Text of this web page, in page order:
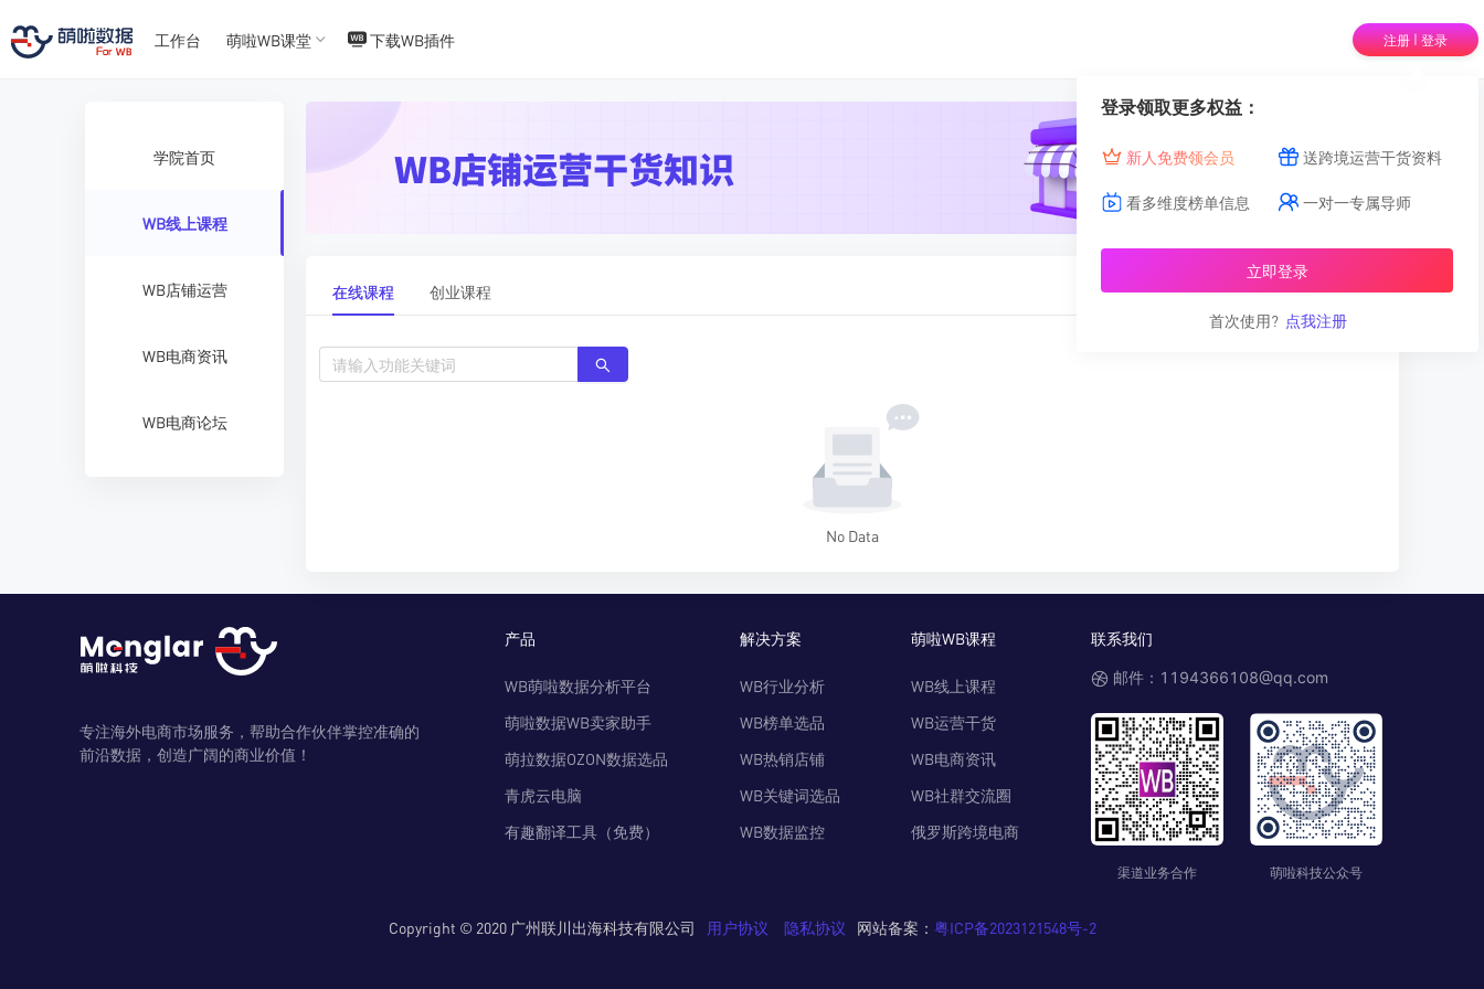
TK数据
TK数据
工作台 萌啦WB课堂 下载WB插件 注册 | 登录
登录领取更多权益：
新人免费领会员 送跨境运营干货资料
看多维度榜单信息 一对一专属导师
立即登录
首次使用? 点我注册
学院首页
WB线上课程
WB店铺运营
WB电商资讯
WB电商论坛
在线课程 创业课程
No Data
专注海外电商市场服务，帮助合作伙伴掌控准确的
前沿数据，创造广阔的商业价值！
产品
WB萌啦数据分析平台
萌啦数据WB卖家助手
萌拉数据OZON数据选品
青虎云电脑
有趣翻译工具（免费）
解决方案
WB行业分析
WB榜单选品
WB热销店铺
WB关键词选品
WB数据监控
萌啦WB课程
WB线上课程
WB运营干货
WB电商资讯
WB社群交流圈
俄罗斯跨境电商
联系我们
邮件：1194366108@qq.com
渠道业务合作 萌啦科技公众号
Copyright © 2020 广州联川出海科技有限公司 用户协议 隐私协议 网站备案： 粤ICP备2023121548号-2